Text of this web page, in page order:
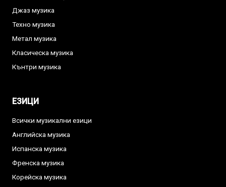
Джаз музика
Техно музика
Метал музика
Класическа музика
Кънтри музика
ЕЗИЦИ
Всички музикални езици
Английска музика
Испанска музика
Френска музика
Корейска музика